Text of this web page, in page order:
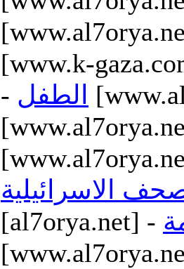
[www.k-
- الطفل
الاسرائيلية
[al7orya.net] -